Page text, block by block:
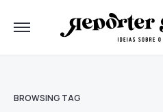
BROWSING TAG